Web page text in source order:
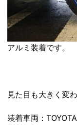
アルミ装着です。
見た目も大きく変
装着車両：